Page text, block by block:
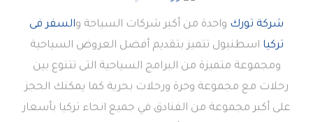
شركة تورك واحدة من أكبر شركات السياحة والسفر فى
تركيا اسطنبول تتميز بتقديم أفضل العروض السياحية
ومجموعة متميزة من البرامج السياحية التى تتنوع بين
رحلات مع مجموعة وحرة ورحلات بحرية كما يمكنك الحجز
على أكبر مجموعة من الفنادق في جميع انحاء تركيا بأسعار